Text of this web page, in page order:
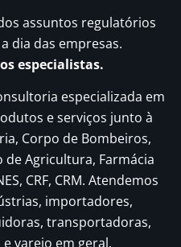
assuntos regulatórios
dia das empresas.
especialistas.
especializada em
e serviços junto à
Corpo de Bombeiros,
de Agricultura, Farmácia
CRF, CRM. Atendemos
importadores,
transportadoras,
varejo em geral.